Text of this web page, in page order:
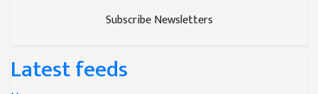
Subscribe Newsletters
Latest feeds